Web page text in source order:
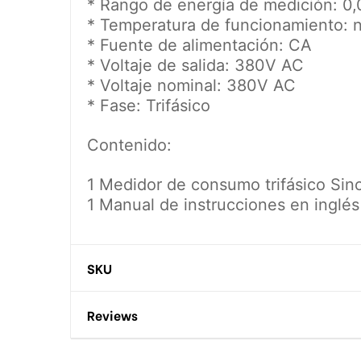
* Rango de energía de medición:
* Temperatura de funcionamiento:
* Fuente de alimentación: CA
* Voltaje de salida: 380V AC
* Voltaje nominal: 380V AC
* Fase: Trifásico
Contenido:
1 Medidor de consumo trifásico
1 Manual de instrucciones en inglés
SKU
Reviews